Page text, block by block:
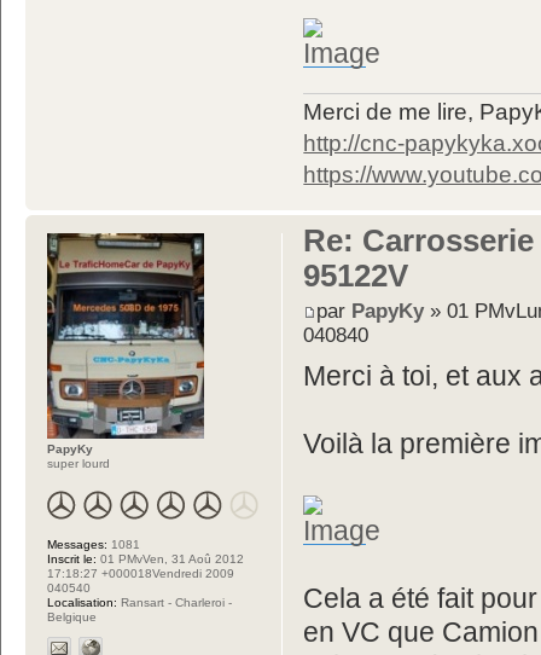
Merci de me lire,
http://cnc-
https://
Re:
95122V
par PapyKy» 01
040840
Merci à toi, et aux
Voilà la première
Cela a été fait
en VC que
PapyKy
super lourd
Messages: 1081
Inscrit le: 01 PMvVen, 31 Aoû 2012
17:18:27 +000018Vendredi 2009
040540
Localisation: Ransart - Charleroi -
Belgique